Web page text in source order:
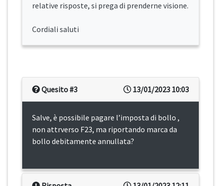
relative risposte, si prega di prenderne visione.
Cordiali saluti
13/01/2023 10:03
Quesito #3
Salve, è possibile pagare l’imposta di bollo ,
non attrverso F23, ma riportando marca da
bollo debitamente annullata?